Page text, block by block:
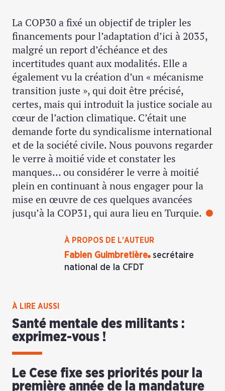
À PROPOS DE L'AUTEUR
Fabien Guimbretière secrétaire
national de la CFDT
La COP30 a fixé un objectif de tripler les
financements pour l’adaptation d’ici à 2035,
malgré un report d’échéance et des
incertitudes quant aux modalités. Elle a
également vu la création d’un « mécanisme
transition juste », qui doit être précisé,
certes, mais qui introduit la justice sociale au
cœur de l’action climatique. C’était une
demande forte du syndicalisme international
et de la société civile. Nous pouvons regarder
le verre à moitié vide et constater les
manques… ou considérer le verre à moitié
plein en continuant à nous engager pour la
mise en œuvre de ces quelques avancées
jusqu’à la COP31, qui aura lieu en Turquie.
À LIRE AUSSI
Santé mentale des militants :
exprimez-vous !
Le Cese fixe ses priorités pour la
première année de la mandature